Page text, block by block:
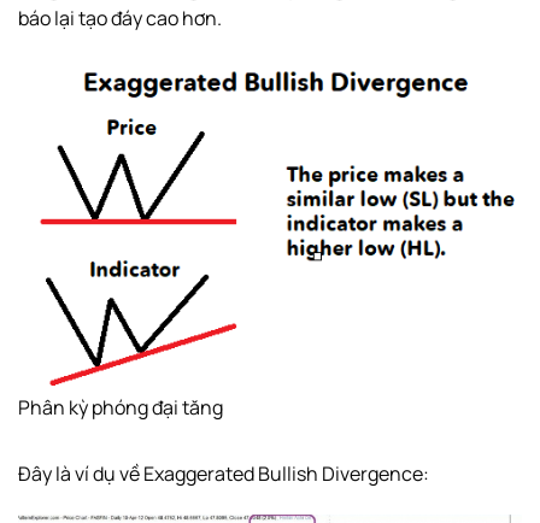
báo lại tạo đáy cao hơn.
Phân kỳ phóng đại tăng
Đây là ví dụ về Exaggerated Bullish Divergence: